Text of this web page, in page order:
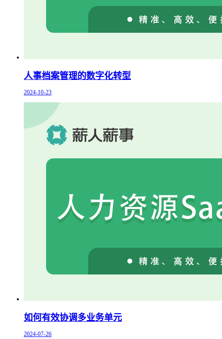
人事档案管理的数字化转型
2024-10-23
如何有效协调多业务单元
2024-07-26